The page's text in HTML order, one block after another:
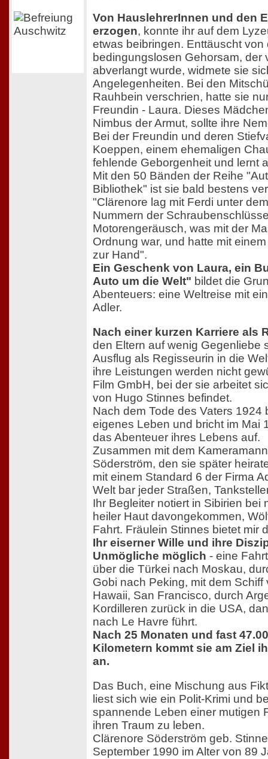
Von HauslehrerInnen und den
erzogen, konnte ihr auf dem
etwas beibringen. Enttäuscht
bedingungslosen Gehorsam, der
abverlangt wurde, widmete sie
Angelegenheiten. Bei den
Rauhbein verschrien, hatte sie
Freundin - Laura. Dieses
Nimbus der Armut, sollte ihre
Bei der Freundin und deren
Koeppen, einem ehemaligen
fehlende Geborgenheit und lernt
Mit den 50 Bänden der Reihe
Bibliothek" ist sie bald bestens
"Clärenore lag mit Ferdi unter
Nummern der
Motorengeräusch, was mit der
Ordnung war, und hatte mit
zur Hand".
Ein Geschenk von Laura, ein
Auto um die Welt" bildet die
Abenteuers: eine Weltreise mit
Adler.
Nach einer kurzen Karriere als
den Eltern auf wenig Gegenliebe
Ausflug als Regisseurin in die
ihre Leistungen werden nicht
Film GmbH, bei der sie arbeitet
von Hugo Stinnes befindet.
Nach dem Tode des Vaters 1924
eigenes Leben und bricht im Mai
das Abenteuer ihres Lebens auf.
Zusammen mit dem
Söderström, den sie später
mit einem Standard 6 der Firma
Welt bar jeder Straßen,
Ihr Begleiter notiert in Sibirien bei
heiler Haut davongekommen,
Fahrt. Fräulein Stinnes bietet mir
Ihr eiserner Wille und ihre
Unmögliche möglich - eine
über die Türkei nach Moskau,
Gobi nach Peking, mit dem
Hawaii, San Francisco, durch
Kordilleren zurück in die USA,
nach Le Havre führt.
Nach 25 Monaten und fast
Kilometern kommt sie am Ziel
an.
Das Buch, eine Mischung aus
liest sich wie ein Polit-Krimi und
spannende Leben einer mutigen
ihren Traum zu leben.
Clärenore Söderström geb.
September 1990 im Alter von 89